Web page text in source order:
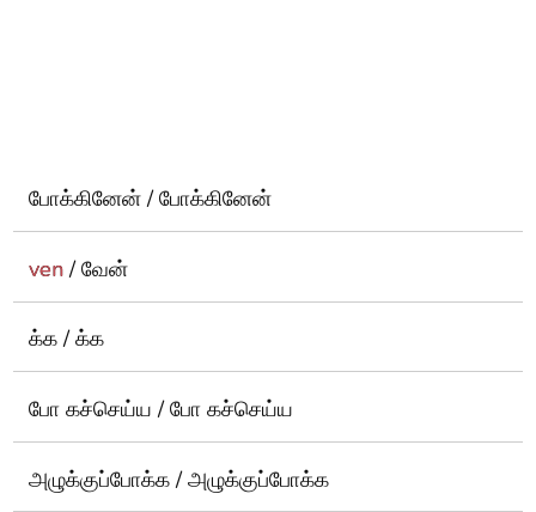
போக்கினேன் / போக்கினேன்
ven/ வேன்
க்க / க்க
போ கச்செய்ய / போ கச்செய்ய
அழுக்குப்போக்க / அழுக்குப்போக்க